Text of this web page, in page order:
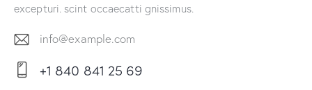
excepturi. scint occaecatti gnissimus.
E-
m
info@example.com
+1 840 841 25 69